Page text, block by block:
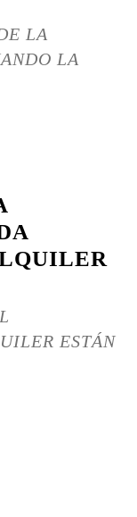
LA
LA
ESTÁN